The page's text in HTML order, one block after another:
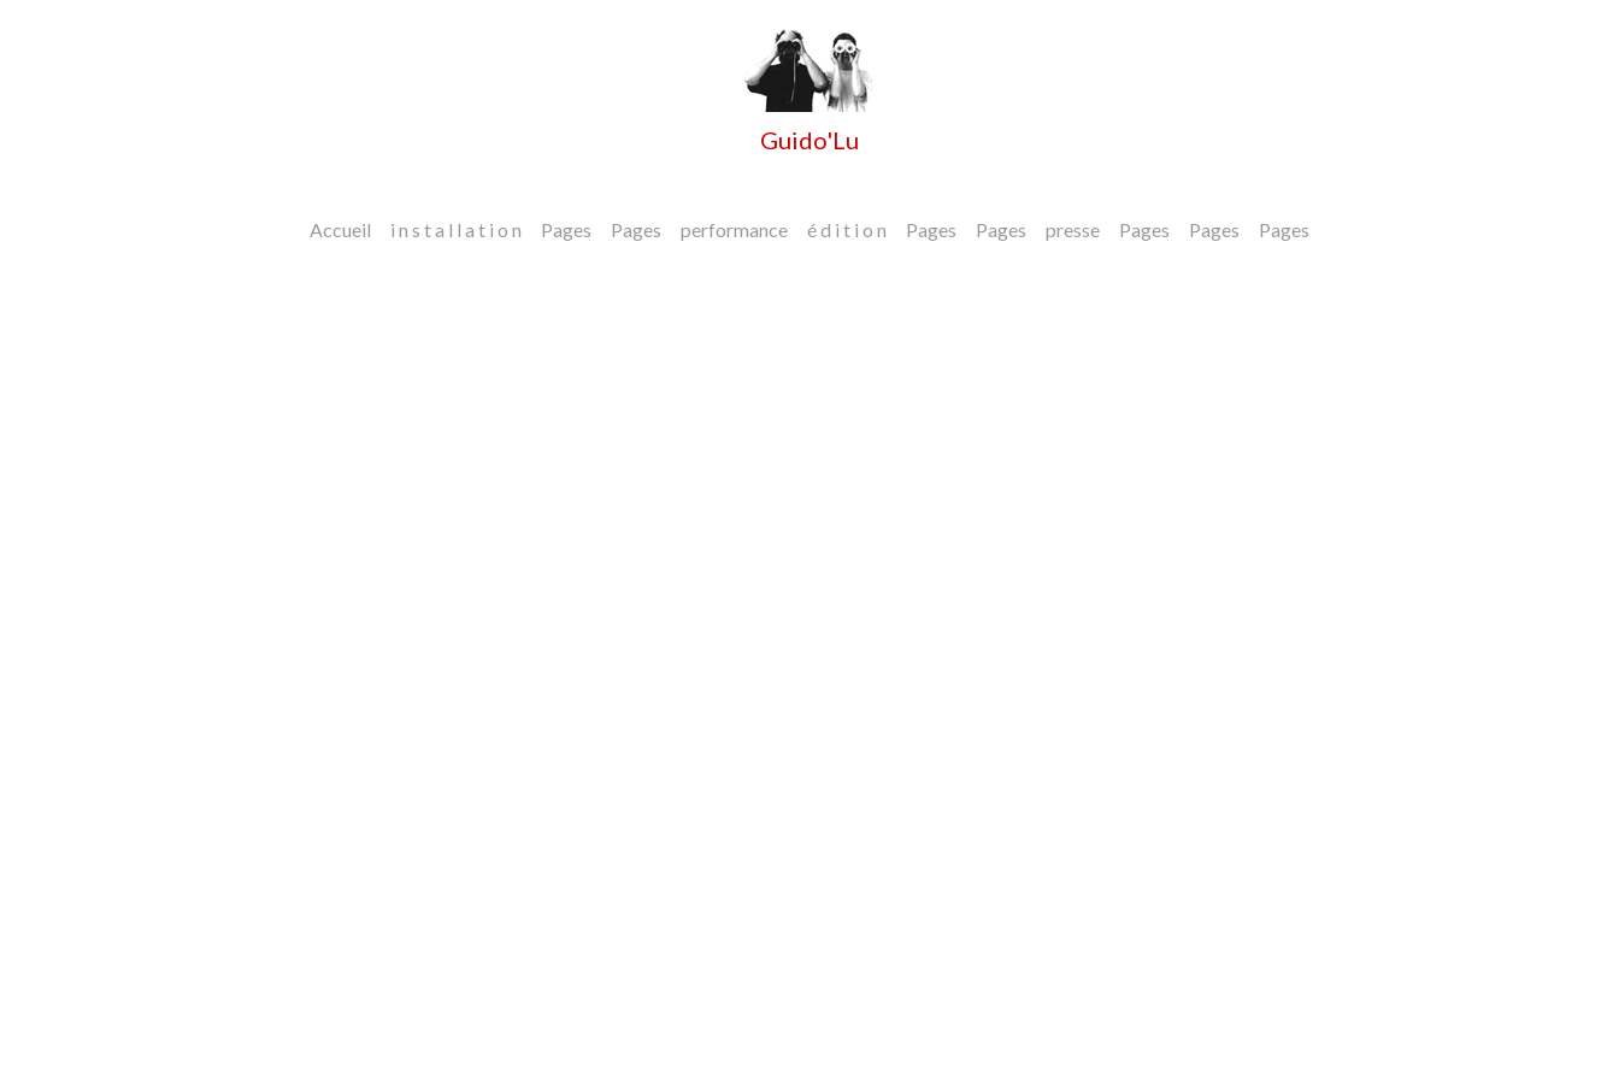
Guido'Lu
Accueil i n s t a l l a t i o n Pages Pages performance é d i t i o n Pages Pages presse Pages Pages Pages